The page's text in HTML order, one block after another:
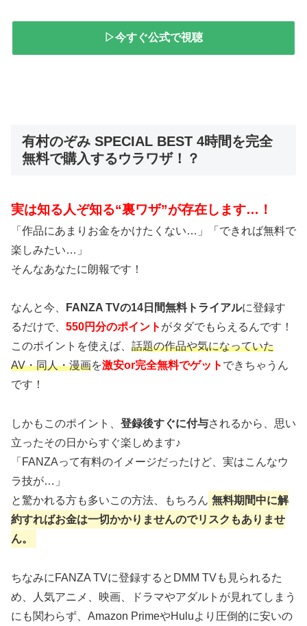
▷今すぐ公式で視聴
有村のぞみ SPECIAL BEST 4時間を完全
無料で購入するウラワザ！？
実は知る人ぞ知る“裏ワザ”が存在します…！
「作品にあまりお金をかけたくない…」「できれば無料で
楽しみたい…」
そんなあなたに朗報です！
なんと今、 FANZA TVの14日間無料トライアルに登録す
るだけで、 550円分のポイント がタダでもらえるんです！
このポイントを使えば、 話題の作品や気になっていた
AV・同人・漫画を激安or完全無料でゲット できちゃうん
です！
しかもこのポイント、 登録後すぐに付与されるから、思い
立ったその日からすぐ楽しめます♪
「FANZAって有料のイメージだったけど、実はこんなウ
ラ技が…」
と驚かれる方も多いこの方法、もちろん 無料期間中に解
約すればお金は一切かかりませんのでリスクもありませ
ん。
ちなみにFANZA TVに登録するとDMM TVも見られるた
め、人気アニメ、映画、ドラマやアダルトが見れてしまう
にも関わらず、Amazon PrimeやHuluより圧倒的に安いの